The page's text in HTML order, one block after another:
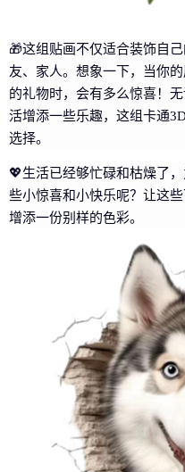
🎁这组贴画不仅适合装饰自
友、家人。想象一下，当你
的礼物时，会有多么惊喜！
活增添一些乐趣，这组卡通
选择。
💖生活已经够忙碌和枯燥了
些小惊喜和小快乐呢？让这
增添一份别样的色彩。